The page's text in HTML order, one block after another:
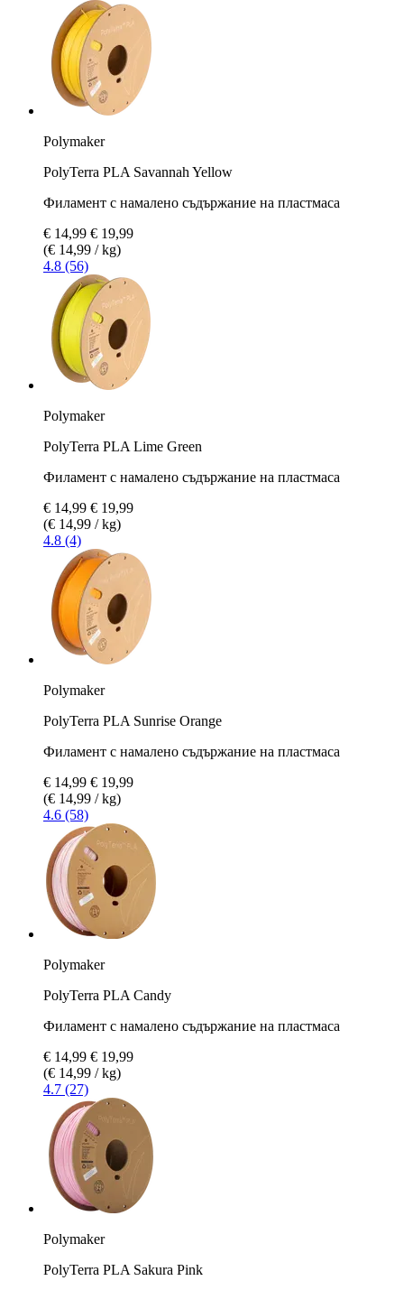
Polymaker
PolyTerra PLA Savannah Yellow
Филамент с намалено съдържание на пластмаса
€ 14,99 € 19,99
(€ 14,99 / kg)
4.8 (56)
Polymaker
PolyTerra PLA Lime Green
Филамент с намалено съдържание на пластмаса
€ 14,99 € 19,99
(€ 14,99 / kg)
4.8 (4)
Polymaker
PolyTerra PLA Sunrise Orange
Филамент с намалено съдържание на пластмаса
€ 14,99 € 19,99
(€ 14,99 / kg)
4.6 (58)
Polymaker
PolyTerra PLA Candy
Филамент с намалено съдържание на пластмаса
€ 14,99 € 19,99
(€ 14,99 / kg)
4.7 (27)
Polymaker
PolyTerra PLA Sakura Pink